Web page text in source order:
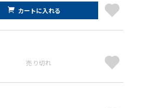
カートに入れる
売り切れ